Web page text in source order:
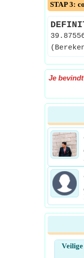
STAP 3:
Je